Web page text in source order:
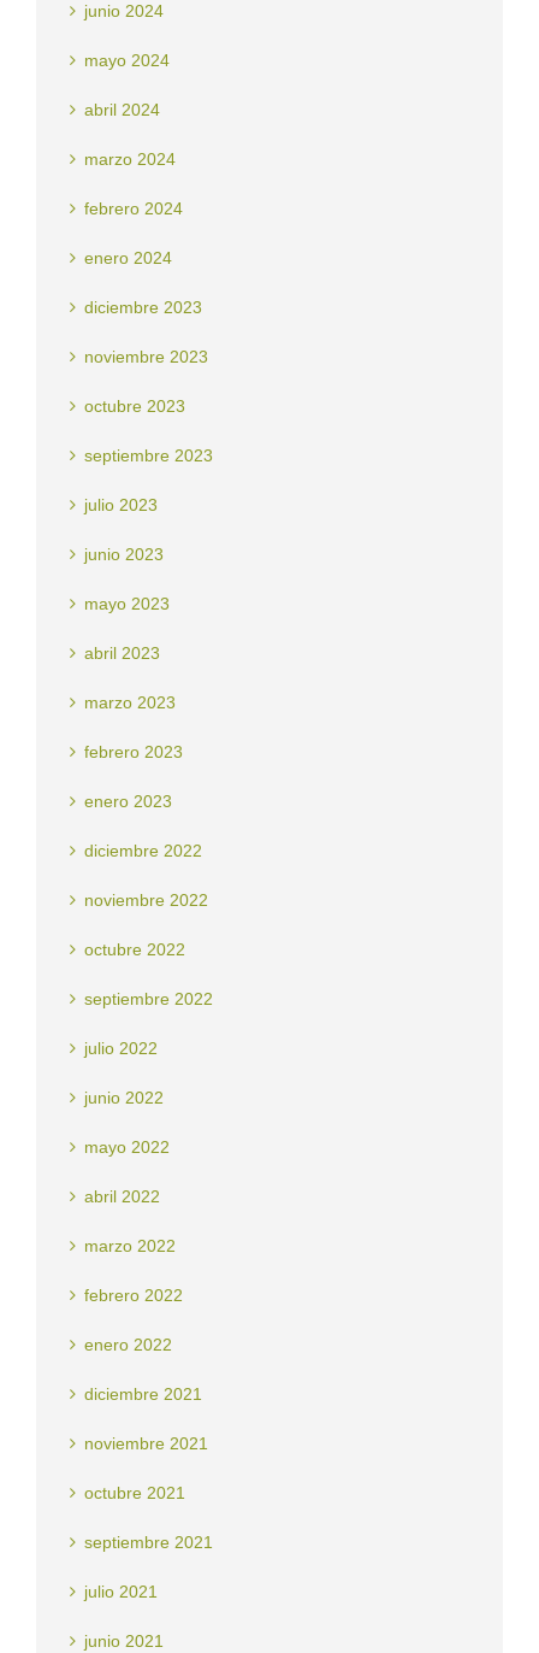
junio 2024
mayo 2024
abril 2024
marzo 2024
febrero 2024
enero 2024
diciembre 2023
noviembre 2023
octubre 2023
septiembre 2023
julio 2023
junio 2023
mayo 2023
abril 2023
marzo 2023
febrero 2023
enero 2023
diciembre 2022
noviembre 2022
octubre 2022
septiembre 2022
julio 2022
junio 2022
mayo 2022
abril 2022
marzo 2022
febrero 2022
enero 2022
diciembre 2021
noviembre 2021
octubre 2021
septiembre 2021
julio 2021
junio 2021